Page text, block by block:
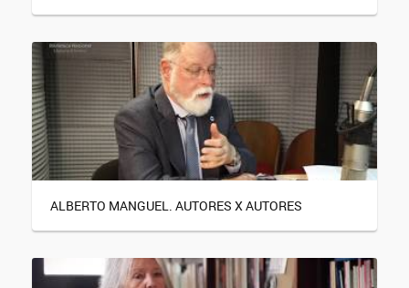
ALBERTO MANGUEL. AUTORES X AUTORES